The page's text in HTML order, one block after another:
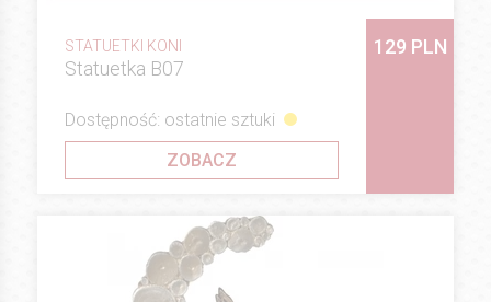
STATUETKI KONI
Statuetka B07
129 PLN
Dostępność: ostatnie sztuki
ZOBACZ